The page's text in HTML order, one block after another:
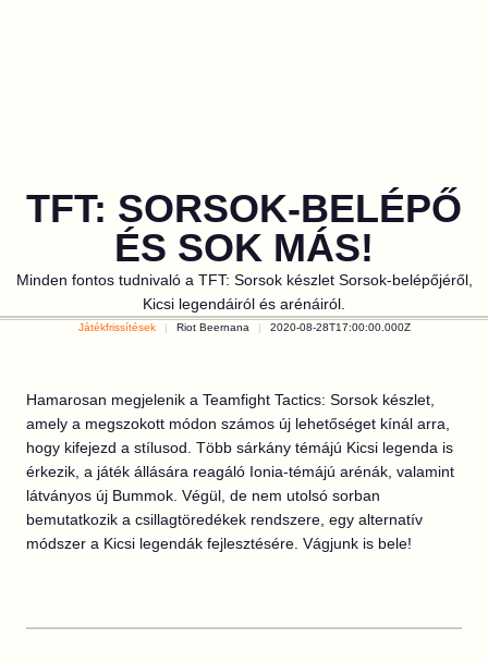
TFT: SORSOK-BELÉPŐ
ÉS SOK MÁS!
Minden fontos tudnivaló a TFT: Sorsok készlet Sorsok-belépőjéről,
Kicsi legendáiról és arénáiról.
Játékfrissítések Riot Beernana 2020-08-28T17:00:00.000Z
Hamarosan megjelenik a Teamfight Tactics: Sorsok készlet,
amely a megszokott módon számos új lehetőséget kínál arra,
hogy kifejezd a stílusod. Több sárkány témájú Kicsi legenda is
érkezik, a játék állására reagáló Ionia-témájú arénák, valamint
látványos új Bummok. Végül, de nem utolsó sorban
bemutatkozik a csillagtöredékek rendszere, egy alternatív
módszer a Kicsi legendák fejlesztésére. Vágjunk is bele!